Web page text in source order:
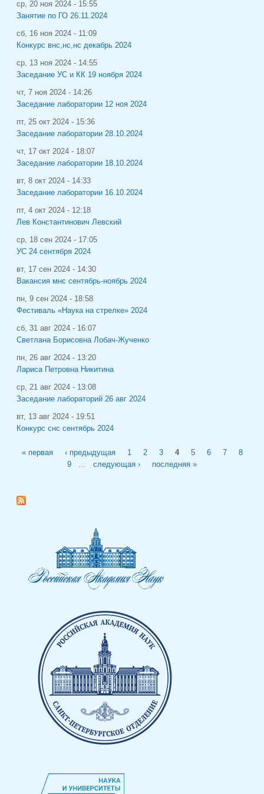
ср, 20 ноя 2024 - 15:55
Занятие по ГО 26.11.2024
сб, 16 ноя 2024 - 11:09
Конкурс внс,нс,нс декабрь 2024
ср, 13 ноя 2024 - 14:55
Заседание УС и КК 19 ноября 2024
чт, 7 ноя 2024 - 14:26
Заседание лаборатории 12 ноя 2024
пт, 25 окт 2024 - 15:36
Заседание лаборатории 28.10.2024
чт, 17 окт 2024 - 18:07
Заседание лаборатории 18.10.2024
вт, 8 окт 2024 - 14:33
Заседание лаборатории 16.10.2024
пт, 4 окт 2024 - 12:18
Лев Константинович Левский
ср, 18 сен 2024 - 17:05
УС 24 сентября 2024
вт, 17 сен 2024 - 14:30
Вакансия мнс сентябрь-ноябрь 2024
пн, 9 сен 2024 - 18:58
Фестиваль «Наука на стрелке» 2024
сб, 31 авг 2024 - 16:07
Светлана Борисовна Лобач-Жученко
пн, 26 авг 2024 - 13:20
Лариса Петровна Никитина
ср, 21 авг 2024 - 13:08
Заседание лабораторий 26 авг 2024
вт, 13 авг 2024 - 19:51
Конкурс снс сентябрь 2024
« первая ‹ предыдущая 1 2 3 4 5 6 7
8
9
следующая › последняя »